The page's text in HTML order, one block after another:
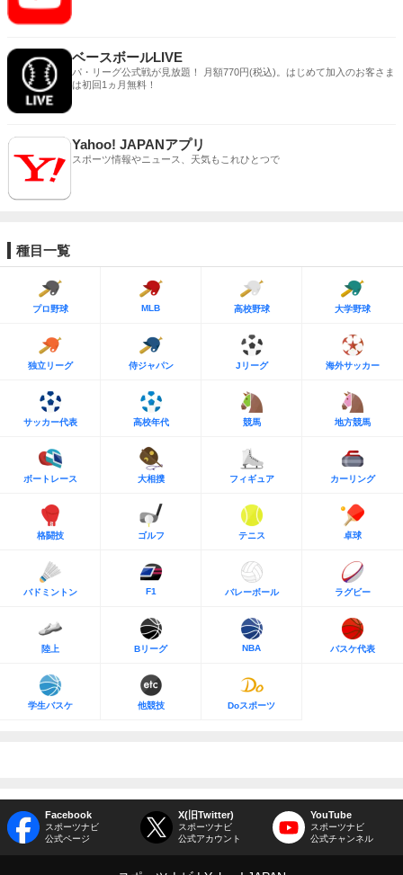
ベースボールLIVE
パ・リーグ公式戦が見放題！ 月額770円(税込)。はじめて加入のお客さま
は初回1ヵ月無料！
Yahoo! JAPANアプリ
スポーツ情報やニュース、天気もこれひとつで
種目一覧
プロ野球 MLB 高校野球 大学野球
独立リーグ 侍ジャパン Jリーグ 海外サッカー
サッカー代表 高校年代 競馬 地方競馬
ボートレース 大相撲 フィギュア カーリング
格闘技 ゴルフ テニス 卓球
バドミントン F1 バレーボール ラグビー
陸上 Bリーグ NBA バスケ代表
学生バスケ 他競技 Doスポーツ
Facebook
スポーツナビ
公式ページ
X(旧Twitter)
スポーツナビ
公式アカウント
YouTube
スポーツナビ
公式チャンネル